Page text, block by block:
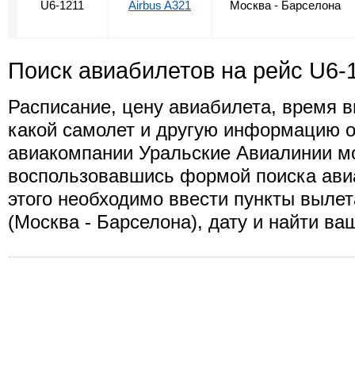
U6-1211 Airbus A321 Москва - Барселона
Поиск авиабилетов на рейс U6-
Расписание, цену авиабилета, время
какой самолет и другую информацию
авиакомпании Уральские Авиалинии
воспользовавшись формой поиска
этого необходимо ввести пункты
(Москва - Барселона), дату и найти